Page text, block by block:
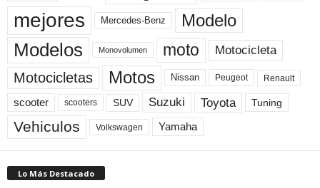
mejores Mercedes-Benz Modelo
Modelos Monovolumen moto Motocicleta
Motocicletas Motos Nissan Peugeot Renault
scooter scooters SUV Suzuki Toyota Tuning
Vehiculos Volkswagen Yamaha
Lo Más Destacado